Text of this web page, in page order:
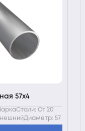
57х4
Ст 20
57